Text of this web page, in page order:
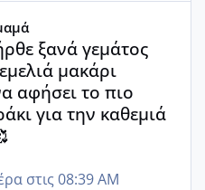
γέλια και ανεμελιά
ξανά γεμάτος
μακάρι
αφήσει το πιο
για την καθεμιά
στις 08:39 AM